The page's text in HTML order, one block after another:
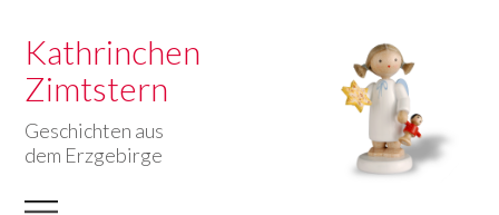
Kathrinchen
Zimtstern
Geschichten aus
dem Erzgebirge